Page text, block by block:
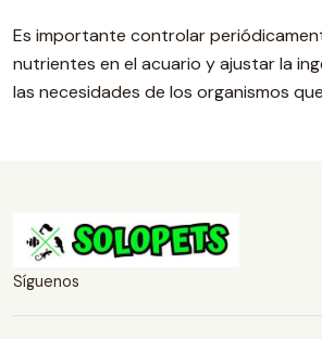
Es importante controlar
nutrientes en el acuario y ajustar la
las necesidades de los organismos
Síguenos